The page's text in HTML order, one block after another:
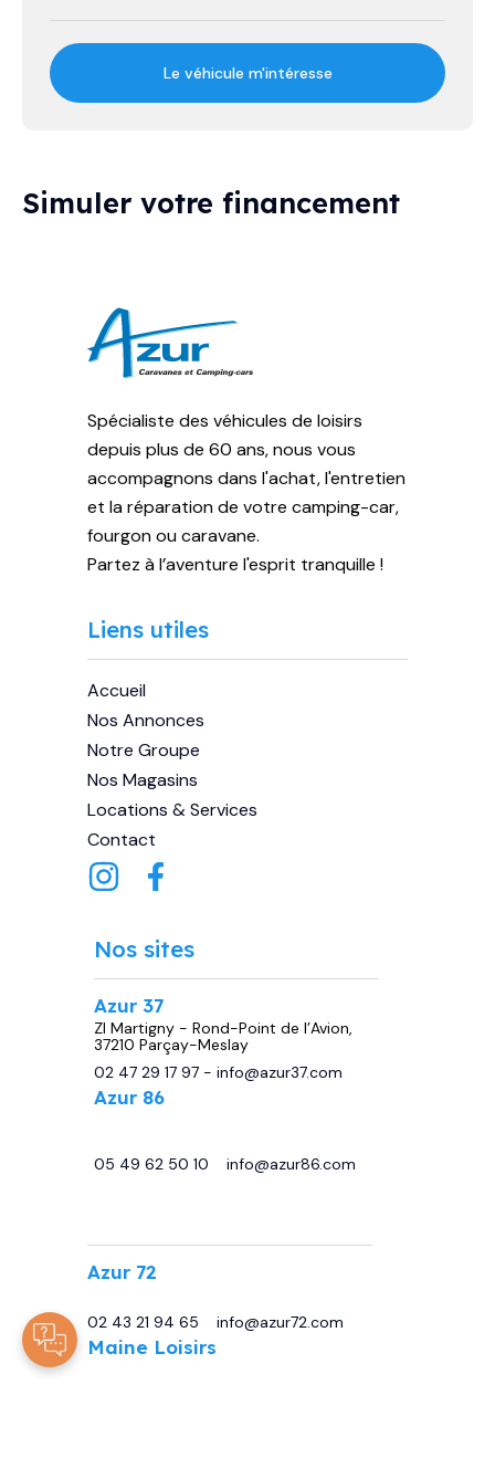
Le véhicule m'intéresse
Simuler votre financement
Spécialiste des véhicules de loisirs
depuis plus de 60 ans, nous vous
accompagnons dans l'achat, l'entretien
et la réparation de votre camping-car,
fourgon ou caravane.
Partez à l’aventure l'esprit tranquille !
Liens utiles
Accueil
Nos Annonces
Notre Groupe
Nos Magasins
Locations & Services
Contact
Nos sites
Azur 37
ZI Martigny - Rond-Point de l’Avion,
37210 Parçay-Meslay
02 47 29 17 97- info@azur37.com
Azur 86
05 49 62 50 10
info@azur86.com
Azur 72
02 43 21 94 65
info@azur72.com
Maine Loisirs